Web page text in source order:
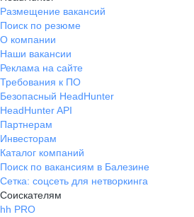
Размещение вакансий
Поиск по резюме
О компании
Наши вакансии
Реклама на сайте
Требования к ПО
Безопасный HeadHunter
HeadHunter API
Партнерам
Инвесторам
Каталог компаний
Поиск по вакансиям в Балезине
Сетка: соцсеть для нетворкинга
Соискателям
hh PRO